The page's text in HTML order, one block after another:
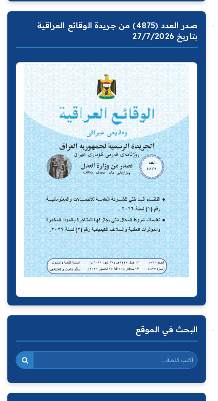
صدر العدد (4875) من جريدة الوقائع العراقية
بتاريخ 27/7/2026
البحث في الموقع